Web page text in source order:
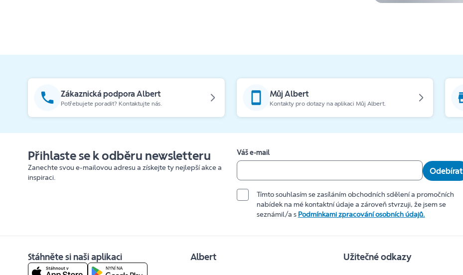
Zákaznická podpora Albert
Potřebujete poradit? Kontaktujte nás.
Můj Albert
Kontakty pro dotazy na aplikaci Můj Albert.
Přihlaste se k odběru newsletteru
Zanechte svou e-mailovou adresu a získejte ty nejlepší akce a
inspiraci.
Váš e-mail
Odebírat
Tímto souhlasím se zasíláním obchodních sdělení a promočních
nabídek na mé kontaktní údaje a zároveň stvrzuji, že jsem se
seznámil/a s Podmínkami zpracování osobních údajů.
Stáhněte si naši aplikaci Albert Užitečné odkazy